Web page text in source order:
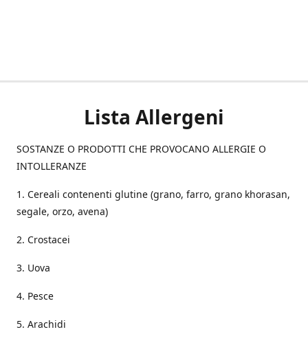
Lista Allergeni
SOSTANZE O PRODOTTI CHE PROVOCANO ALLERGIE O
INTOLLERANZE
1. Cereali contenenti glutine (grano, farro, grano khorasan,
segale, orzo, avena)
2. Crostacei
3. Uova
4. Pesce
5. Arachidi